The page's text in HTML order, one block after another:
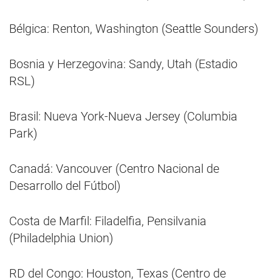
Bélgica: Renton, Washington (Seattle Sounders)
Bosnia y Herzegovina: Sandy, Utah (Estadio
RSL)
Brasil: Nueva York-Nueva Jersey (Columbia
Park)
Canadá: Vancouver (Centro Nacional de
Desarrollo del Fútbol)
Costa de Marfil: Filadelfia, Pensilvania
(Philadelphia Union)
RD del Congo: Houston, Texas (Centro de